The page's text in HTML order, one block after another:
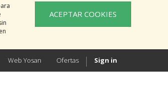
ACEPTAR COOKIES
Web Yosan Ofertas Sign in